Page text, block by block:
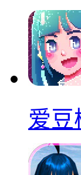
爱豆